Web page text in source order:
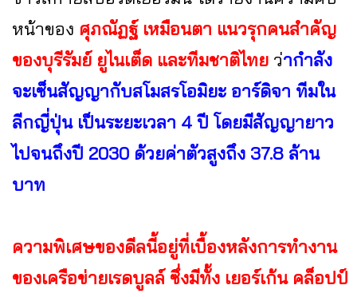
หน้าของ ศุภณัฏฐ์ เหมือนตา แนวรุกคนสำคัญ
ของบุรีรัมย์ ยูไนเต็ด และทีมชาติไทย ว่ากำลัง
จะเซ็นสัญญากับสโมสรโอมิยะ อาร์ดิจา ทีมใน
ลีกญี่ปุ่น เป็นระยะเวลา 4 ปี โดยมีสัญญายาว
ไปจนถึงปี 2030 ด้วยค่าตัวสูงถึง 37.8 ล้าน
บาท
ความพิเศษของดีลนี้อยู่ที่เบื้องหลังการทำงาน
ของเครือข่ายเรดบูลล์ ซึ่งมีทั้ง เยอร์เก้น คล็อปป์